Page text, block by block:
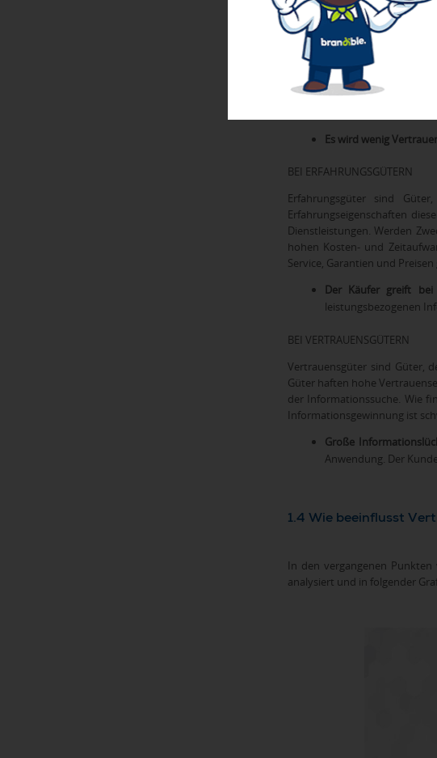
BEI SUCHGÜTERN
Suchgüter sind Güter, deren
Art der
Nehmen wir das Beispiel
Es wird wenig
BEI ERFAHRUNGSGÜTERN
Erfahrungsgüter sind
Erfahrungseigenschaften
Dienstleistungen. Werden
hohen Kosten- und
Service, Garantien und Preisen
Der Käufer greift bei
leistungsbezogenen
BEI VERTRAUENSGÜTERN
Vertrauensgüter sind Güter,
Güter haften hohe
der Informationssuche. Wie
Informationsgewinnung ist
Große
Anwendung. Der
1.4 Wie beeinflusst
In den vergangenen
analysiert und in folgender